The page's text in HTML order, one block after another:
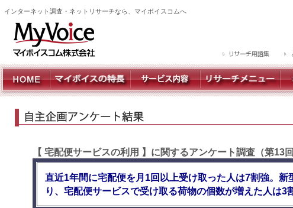
インターネット調査・ネットリサーチなら、マイボイスコムへ
【 宅配便サービスの利用 】に関するアンケート調査（第13回
直近1年間に宅配便を月1回以上受け取った人は7割強。新
り、宅配便サービスで受け取る荷物の個数が増えた人は3